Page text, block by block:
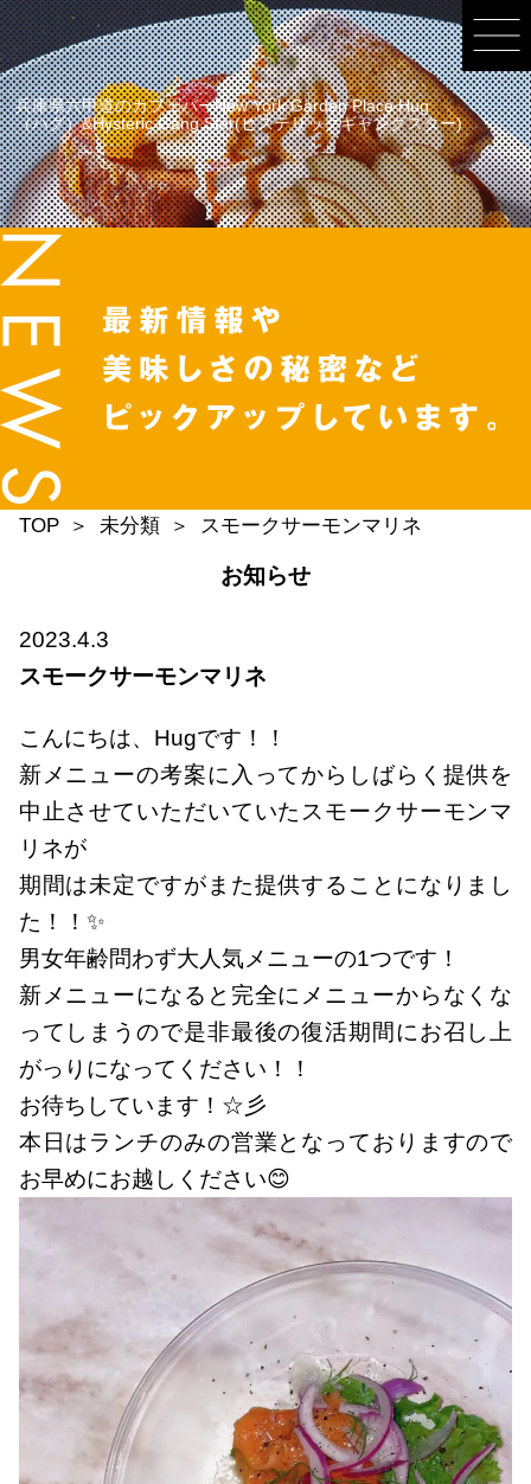
兵庫県六甲道のカフェバーNew York Garden Place Hug
（ハグ）&Hysteric Gang Star(ヒステリックギャングスター)
TOP 未分類 スモークサーモンマリネ
お知らせ
2023.4.3
スモークサーモンマリネ
こんにちは、Hugです！！
新メニューの考案に入ってからしばらく提供を
中止させていただいていたスモークサーモンマ
リネが
期間は未定ですがまた提供することになりまし
た！！✨
男女年齢問わず大人気メニューの1つです！
新メニューになると完全にメニューからなくな
ってしまうので是非最後の復活期間にお召し上
がっりになってください！！
お待ちしています！☆彡
本日はランチのみの営業となっておりますので
お早めにお越しください😊